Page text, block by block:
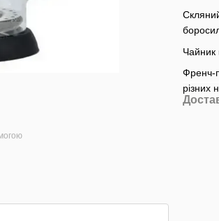
Чайник
Френч-
різних